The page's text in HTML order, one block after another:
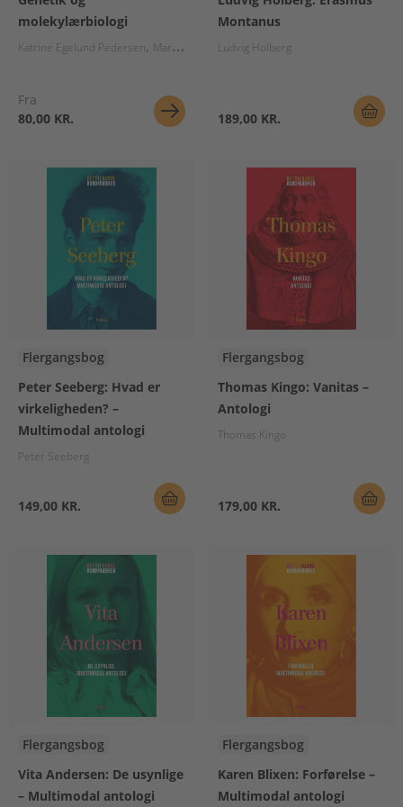
molekylærbiologi
Katrine Egelund Pedersen Maria Louise Rentsch Rikke Løje Rentsch
Fra
80,00 KR.
Montanus
Ludvig Holberg
189,00 KR.
Flergangsbog
Peter Seeberg: Hvad er
virkeligheden? –
Multimodal antologi
Peter Seeberg
149,00 KR.
Flergangsbog
Thomas Kingo: Vanitas –
Antologi
Thomas Kingo
179,00 KR.
Flergangsbog
Vita Andersen: De usynlige
– Multimodal antologi
Flergangsbog
Karen Blixen: Forførelse –
Multimodal antologi